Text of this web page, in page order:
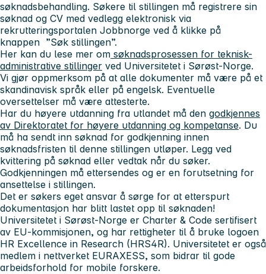
søknadsbehandling. Søkere til stillingen må registrere sin
søknad og CV med vedlegg elektronisk via
rekrutteringsportalen Jobbnorge ved å klikke på
knappen ”Søk stillingen”.
Her kan du lese mer om søknadsprosessen for teknisk-
administrative stillinger ved Universitetet i Sørøst-Norge.
Vi gjør oppmerksom på at alle dokumenter må være på et
skandinavisk språk eller på engelsk. Eventuelle
oversettelser må være attesterte.
Har du høyere utdanning fra utlandet må den godkjennes
av Direktoratet for høyere utdanning og kompetanse. Du
må ha sendt inn søknad for godkjenning innen
søknadsfristen til denne stillingen utløper. Legg ved
kvittering på søknad eller vedtak når du søker.
Godkjenningen må ettersendes og er en forutsetning for
ansettelse i stillingen.
Det er søkers eget ansvar å sørge for at etterspurt
dokumentasjon har blitt lastet opp til søknaden!
Universitetet i Sørøst-Norge er Charter & Code sertifisert
av EU-kommisjonen, og har rettigheter til å bruke logoen
HR Excellence in Research (HRS4R). Universitetet er også
medlem i nettverket EURAXESS, som bidrar til gode
arbeidsforhold for mobile forskere.